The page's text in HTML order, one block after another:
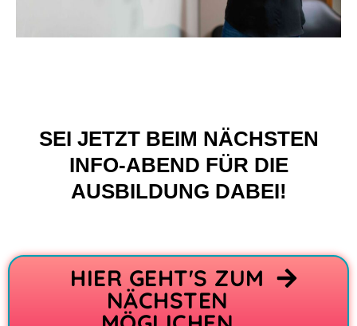
SEI JETZT BEIM NÄCHSTEN
INFO-ABEND FÜR DIE
AUSBILDUNG DABEI!
HIER GEHT'S ZUM
NÄCHSTEN